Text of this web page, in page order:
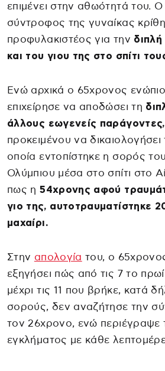
επιμένει στην αθωότητά του. Ο
σύντροφος της γυναίκας
προφυλακιστέος για την
και του γιου της στο σπίτι
Ενώ αρχικά ο 65χρονος
επιχείρησε να αποδώσει τη
άλλους εωγενείς παράγοντες,
προκειμένου να
οποία εντοπίστηκε η σορός
Ολύμπιου μέσα στο σπίτι στο
πως η54χρονης αφού
γιο της, αυτοτραυματίστηκε
μαχαίρι.
Στην απολογία του, ο
εξηγήσει πώς από τις 7 το
μέχρι τις 11 που βρήκε, κατά
σορούς, δεν αναζήτησε την
τον 26χρονο, ενώ περιέγραψε
εγκλήματος με κάθε